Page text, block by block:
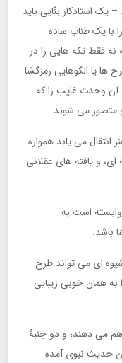
استادکار بنّایی باید
با یک طناب ساده
فقط تکه هایی را در
ها یا الگوهایی رمزگشا
آن وحدت غایب را که
متصور می شوند.
می یابد همواره
و یافته های عقلانی
است به
باشد.
ای می تواند طرح
به همان خوبی زیبایی
می دهند؛ و دو جنبۀ
حدیث نبوی آمده